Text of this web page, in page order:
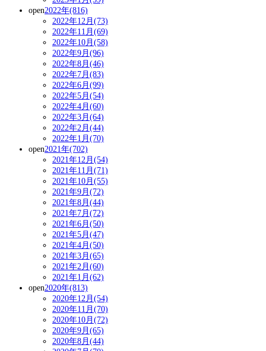
open2022年(816)
2022年12月(73)
2022年11月(69)
2022年10月(58)
2022年9月(96)
2022年8月(46)
2022年7月(83)
2022年6月(99)
2022年5月(54)
2022年4月(60)
2022年3月(64)
2022年2月(44)
2022年1月(70)
open2021年(702)
2021年12月(54)
2021年11月(71)
2021年10月(55)
2021年9月(72)
2021年8月(44)
2021年7月(72)
2021年6月(50)
2021年5月(47)
2021年4月(50)
2021年3月(65)
2021年2月(60)
2021年1月(62)
open2020年(813)
2020年12月(54)
2020年11月(70)
2020年10月(72)
2020年9月(65)
2020年8月(44)